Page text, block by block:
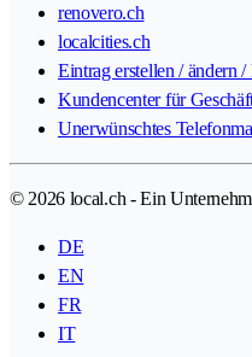
renovero.ch
localcities.ch
Eintrag erstellen / ändern /
Kundencenter für
Unerwünschtes
© 2026 local.ch - Ein
DE
EN
FR
IT